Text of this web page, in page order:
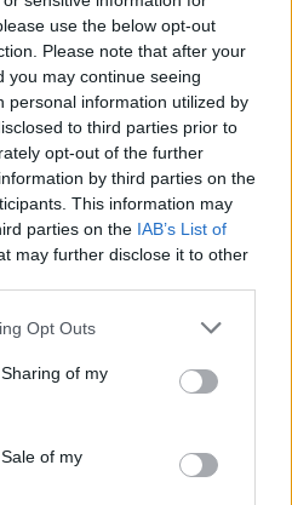
use the below opt-out
Please note that after your
you may continue seeing
personal information utilized by
to third parties prior to
opt-out of the further
by third parties on the
This information may
parties on the IAB’s List of
may further disclose it to other
app uses one or more Google
behaviour. You may click to
and its third-party tags to
purposes in below Google
Opt Outs
of my
of my
nézték vasárnap este az
mint a fő konkurens
az X-faktor számai ...